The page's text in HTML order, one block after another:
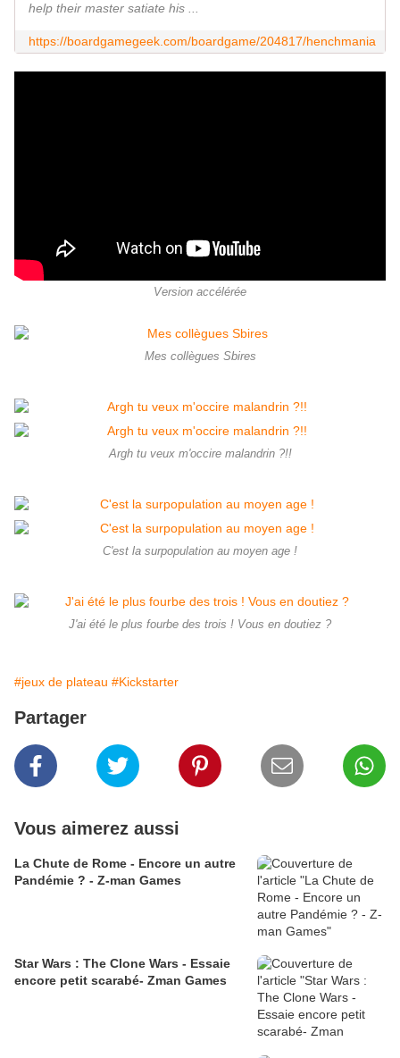
help their master satiate his ...
https://boardgamegeek.com/boardgame/204817/henchmania
Version accélérée
Mes collègues Sbires
Argh tu veux m'occire malandrin ?!!
C'est la surpopulation au moyen age !
J'ai été le plus fourbe des trois ! Vous en doutiez ?
#jeux de plateau #Kickstarter
Partager
Vous aimerez aussi
La Chute de Rome - Encore un autre
Pandémie ? - Z-man Games
Star Wars : The Clone Wars - Essaie
encore petit scarabé- Zman Games